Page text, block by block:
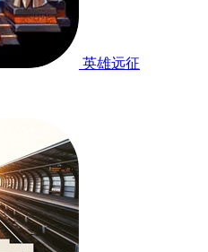
英雄远征